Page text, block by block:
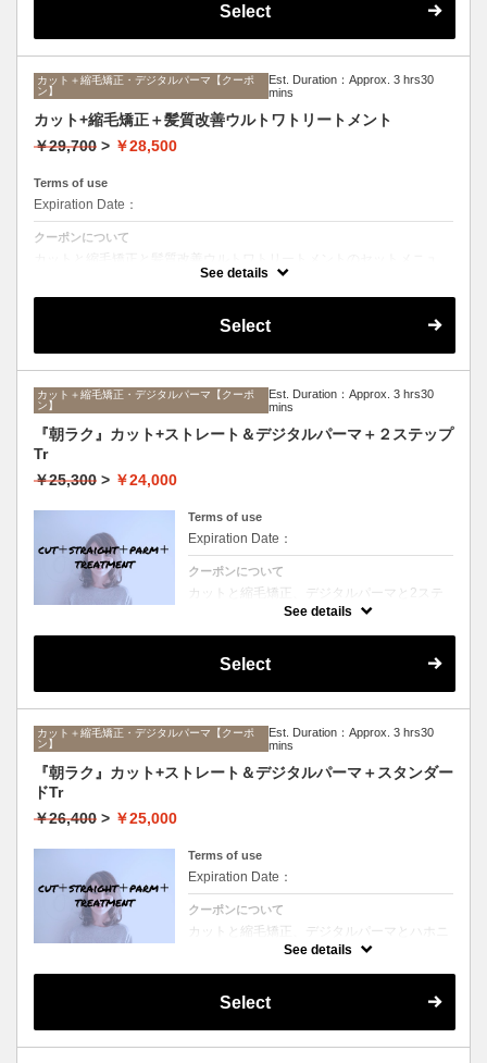
Select
カット＋縮毛矯正・デジタルパーマ【クーポ
ン】
Est. Duration：Approx. 3 hrs30
mins
カット+縮毛矯正＋髪質改善ウルトワトリートメント
￥29,700 > ￥28,500
Terms of use
Expiration Date：
クーポンについて
カットと縮毛矯正と髪質改善ウルトワトリートメントのセットメニュ
ー。髪質や状態に合わせて薬剤選定致します。ロング料金なし
See details
Select
カット＋縮毛矯正・デジタルパーマ【クーポ
ン】
Est. Duration：Approx. 3 hrs30
mins
『朝ラク』カット+ストレート＆デジタルパーマ＋２ステップ
Tr
￥25,300 > ￥24,000
Terms of use
Expiration Date：
クーポンについて
カットと縮毛矯正、デジタルパーマと2ステ
ップTrのセットメニュー。ボリュームは抑え
グを楽にしたい方にオススメ☆ロング料金な
See details
Select
カット＋縮毛矯正・デジタルパーマ【クーポ
ン】
Est. Duration：Approx. 3 hrs30
mins
『朝ラク』カット+ストレート＆デジタルパーマ＋スタンダー
ドTr
￥26,400 > ￥25,000
Terms of use
Expiration Date：
クーポンについて
カットと縮毛矯正、デジタルパーマとハホニ
コTrのセットメニュー。ボリュームは抑えて
を楽にしたい方にオススメ☆ロング料金な
See details
Select